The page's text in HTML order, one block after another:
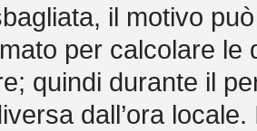
il motivo
per calcolare le
quindi durante il
dall’ora